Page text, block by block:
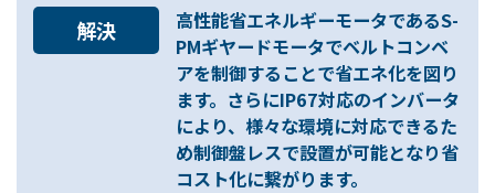
解決
高性能省エネルギーモータであるS-
PMギヤードモータでベルトコンベ
アを制御することで省エネ化を図り
ます。さらにIP67対応のインバータ
により、様々な環境に対応できるた
め制御盤レスで設置が可能となり省
コスト化に繋がります。